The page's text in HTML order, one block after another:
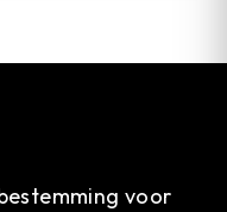
voor